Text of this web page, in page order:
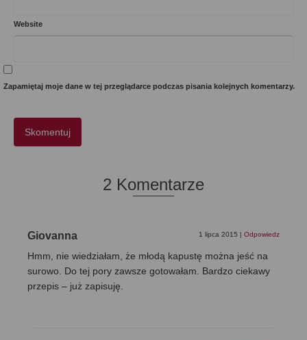
Website
Zapamiętaj moje dane w tej przeglądarce podczas pisania kolejnych komentarzy.
2 Komentarze
Giovanna 1 lipca 2015 | Odpowiedz
Hmm, nie wiedziałam, że młodą kapustę można jeść na
surowo. Do tej pory zawsze gotowałam. Bardzo ciekawy
przepis – już zapisuję.